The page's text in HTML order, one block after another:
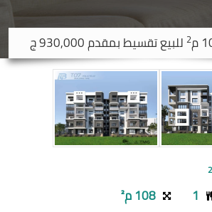
2 للبيع تقسيط بمقدم 930,000 ج
1 108 م²